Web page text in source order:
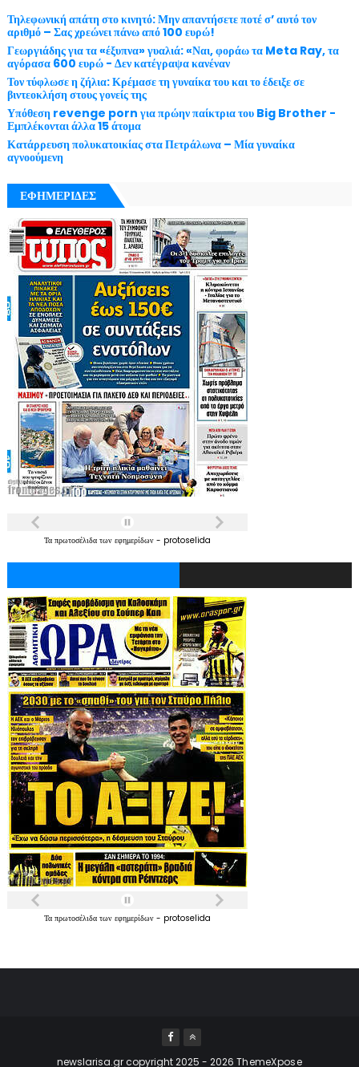
ΚΌΣΜΟ ΜΕ ΕΓΚΥΡΌΤΗΤΑ
Τηλεφωνική απάτη στο κινητό: Μην απαντήσετε ποτέ σ’ αυτό τον
αριθμό – Σας χρεώνει πάνω από 100 ευρώ!
Γεωργιάδης για τα «έξυπνα» γυαλιά: «Ναι, φοράω τα Meta Ray, τα
αγόρασα 600 ευρώ - Δεν κατέγραψα κανέναν
Τον τύφλωσε η ζήλια: Κρέμασε τη γυναίκα του και το έδειξε σε
βιντεοκλήση στους γονείς της
Υπόθεση revenge porn για πρώην παίκτρια του Big Brother -
Εμπλέκονται άλλα 15 άτομα
Κατάρρευση πολυκατοικίας στα Πετράλωνα – Μία γυναίκα
αγνοούμενη
ΕΦΗΜΕΡΙΔΕΣ
Τα πρωτοσέλιδα των εφημερίδων - protoselida
Τα πρωτοσέλιδα των εφημερίδων - protoselida
newslarisa.gr copyright 2025 - 2026 ThemeXpose